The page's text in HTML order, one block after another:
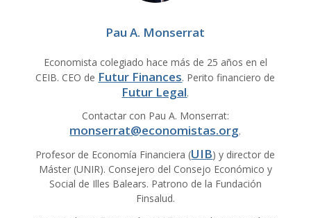
Pau A. Monserrat
Economista colegiado hace más de 25 años en el
CEIB. CEO de Futur Finances. Perito financiero de
Futur Legal.
Contactar con Pau A. Monserrat:
monserrat@economistas.org.
Profesor de Economía Financiera (UIB) y director de
Máster (UNIR). Consejero del Consejo Económico y
Social de Illes Balears. Patrono de la Fundación
Finsalud.